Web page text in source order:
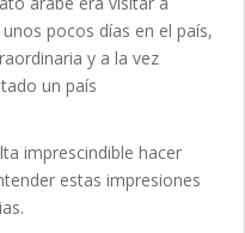
pocos días en el país,
y a la vez
un país
imprescindible hacer
estas impresiones